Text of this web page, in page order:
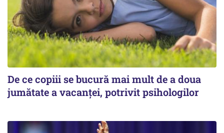
De ce copiii se bucură mai mult de a doua
jumătate a vacanței, potrivit psihologilor